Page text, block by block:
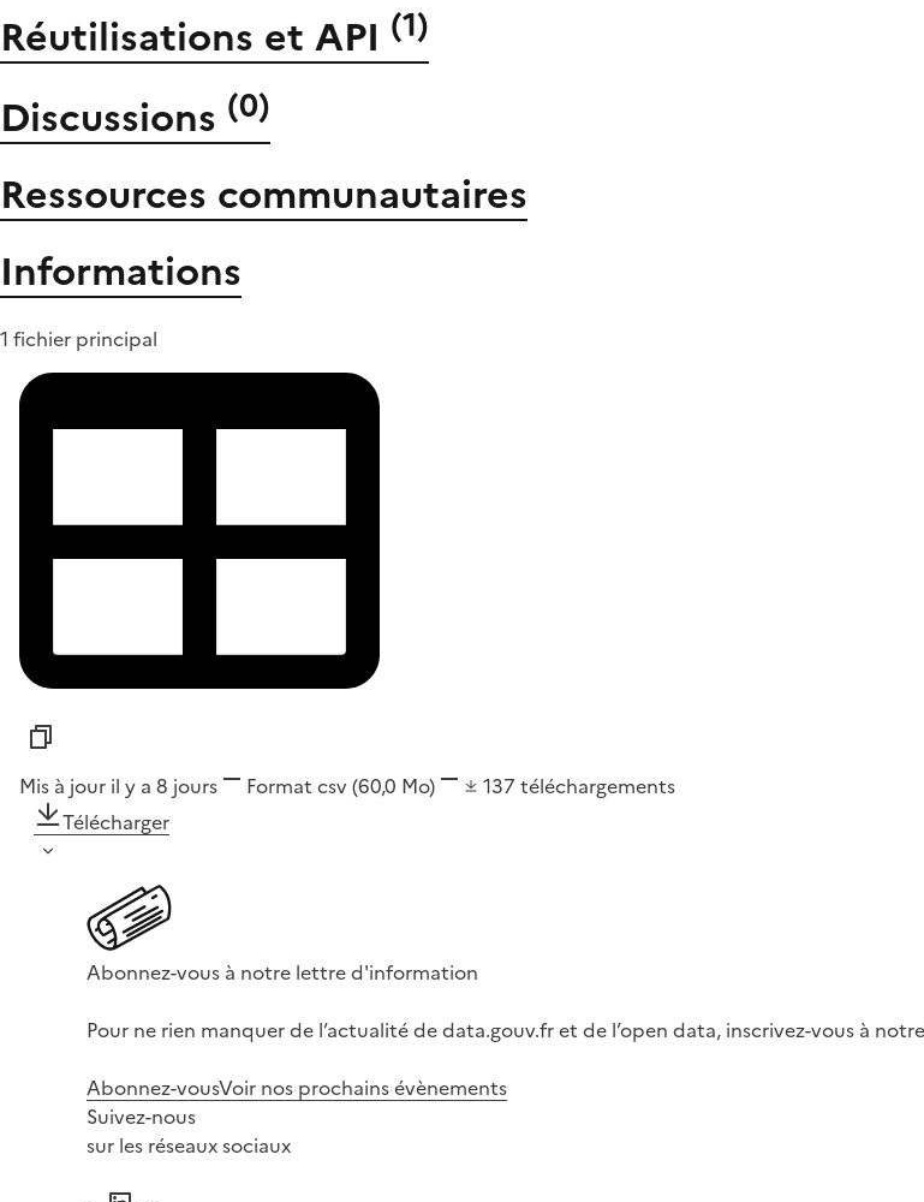
Réutilisations et API (1)
Discussions (0)
Ressources communautaires
Informations
1 fichier principal
Mis à jour il y a 8 jours Format csv(60,0 Mo) 137 téléchargements
Télécharger
Abonnez-vous à notre lettre d'information
Pour ne rien manquer de l’actualité de data.gouv.fr et de l’open data, inscrivez-vous à
Abonnez-vousVoir nos prochains évènements
Suivez-nous
sur les réseaux sociaux